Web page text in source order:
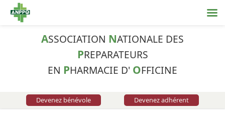
ASSOCIATION NATIONALE DES
PREPARATEURS
EN PHARMACIE D' OFFICINE
Devenez bénévole Devenez adhérent